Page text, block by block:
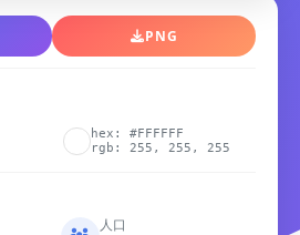
PNG
hex: #FFFFFF
rgb: 255, 255, 255
人口